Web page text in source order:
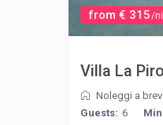
from € 315/
Villa La
Noleggi a
Guests: 6